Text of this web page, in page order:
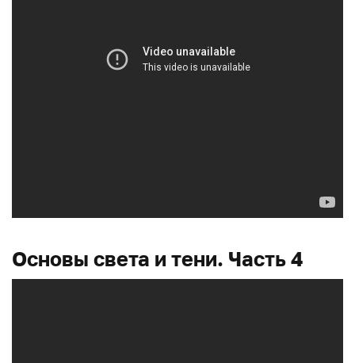
Основы света и тени. Часть 4